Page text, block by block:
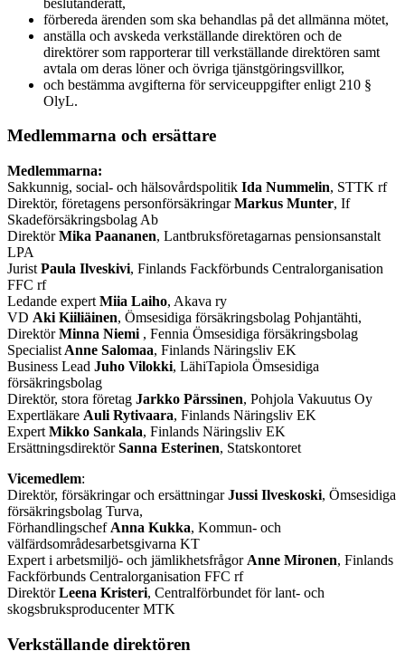
förbereda ärenden som ska behandlas på det allmänna mötet,
anställa och avskeda verkställande direktören och de
direktörer som rapporterar till verkställande direktören samt
avtala om deras löner och övriga tjänstgöringsvillkor,
och bestämma avgifterna för serviceuppgifter enligt 210 §
OlyL.
Medlemmarna och ersättare
Medlemmarna:
Sakkunnig, social- och hälsovårdspolitik Ida Nummelin, STTK rf
Direktör, företagens personförsäkringarMarkus Munter, If
Skadeförsäkringsbolag Ab
DirektörMika Paananen, Lantbruksföretagarnas pensionsanstalt
LPA
Jurist Paula Ilveskivi, Finlands Fackförbunds Centralorganisation
FFC rf
Ledande expert Miia Laiho, Akava ry
VD Aki Kiiliäinen, Ömsesidiga försäkringsbolag Pohjantähti,
DirektörMinna Niemi , Fennia Ömsesidiga försäkringsbolag
Specialist Anne Salomaa, Finlands Näringsliv EK
Business Lead Juho Vilokki, LähiTapiola Ömsesidiga
försäkringsbolag
Direktör, stora företag Jarkko Pärssinen, Pohjola Vakuutus Oy
Expertläkare Auli Rytivaara, Finlands Näringsliv EK
Expert Mikko Sankala, Finlands Näringsliv EK
ErsättningsdirektörSanna Esterinen, Statskontoret
Vicemedlem:
Direktör, försäkringar och ersättningarJussi Ilveskoski, Ömsesidiga
försäkringsbolag Turva,
Förhandlingschef Anna Kukka, Kommun- och
välfärdsområdesarbetsgivarna KT
Expert i arbetsmiljö- och jämlikhetsfrågor Anne Mironen, Finlands
Fackförbunds Centralorganisation FFC rf
DirektörLeena Kristeri, Centralförbundet för lant- och
skogsbruksproducenter MTK
Verkställande direktören